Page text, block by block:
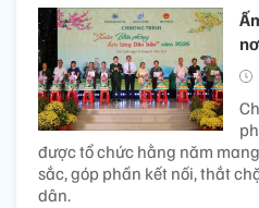
được tổ chức hằng năm
sắc, góp phần kết nối, thắt
dân.